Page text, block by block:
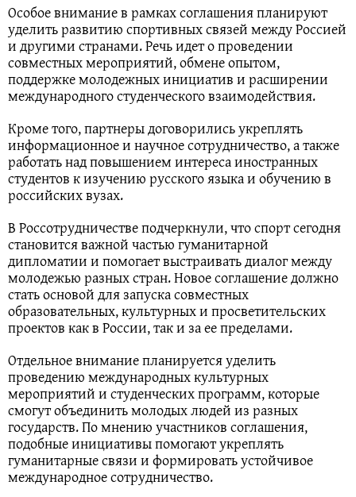
Особое внимание в рамках соглашения планируют
уделить развитию спортивных связей между Россией
и другими странами. Речь идет о проведении
совместных мероприятий, обмене опытом,
поддержке молодежных инициатив и расширении
международного студенческого взаимодействия.
Кроме того, партнеры договорились укреплять
информационное и научное сотрудничество, а также
работать над повышением интереса иностранных
студентов к изучению русского языка и обучению в
российских вузах.
В Россотрудничестве подчеркнули, что спорт сегодня
становится важной частью гуманитарной
дипломатии и помогает выстраивать диалог между
молодежью разных стран. Новое соглашение должно
стать основой для запуска совместных
образовательных, культурных и просветительских
проектов как в России, так и за ее пределами.
Отдельное внимание планируется уделить
проведению международных культурных
мероприятий и студенческих программ, которые
смогут объединить молодых людей из разных
государств. По мнению участников соглашения,
подобные инициативы помогают укреплять
гуманитарные связи и формировать устойчивое
международное сотрудничество.